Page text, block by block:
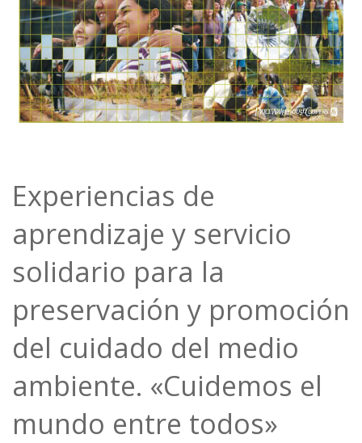
Experiencias de
aprendizaje y servicio
solidario para la
preservación y promoción
del cuidado del medio
ambiente. «Cuidemos el
mundo entre todos»